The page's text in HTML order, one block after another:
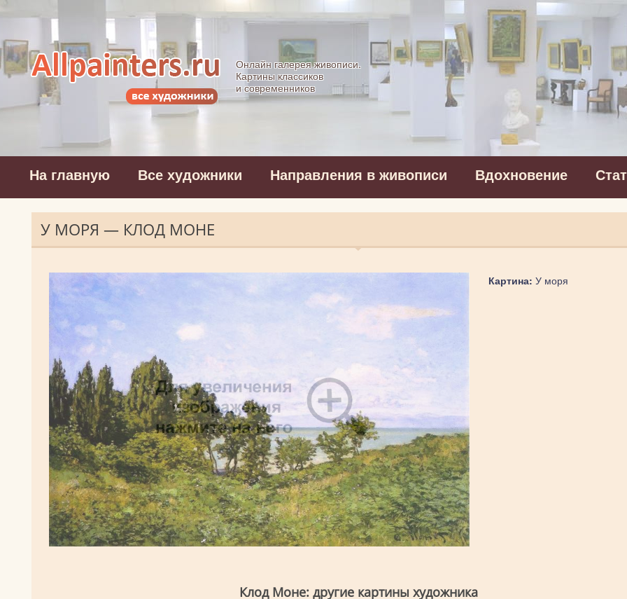
Allpainters.ru - картинная галерея
Онлайн галерея живописи.
Картины классиков
и современников
На главную Все художники Направления в живописи Вдохновение
У МОРЯ — КЛОД МОНЕ
Картина: У моря
Клод Моне: другие картины художника